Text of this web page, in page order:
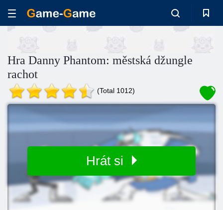
Hra Danny Phantom: městská džungle
rachot
(Total 1012)
Hrát si